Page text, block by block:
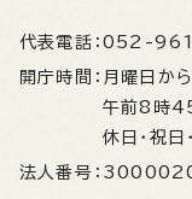
代表電話： 052-
開庁時間： 月曜日か
午前8時
休日・祝日
法人番号：